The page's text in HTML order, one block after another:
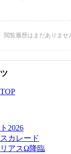
2026
カレード
アスΩ降臨